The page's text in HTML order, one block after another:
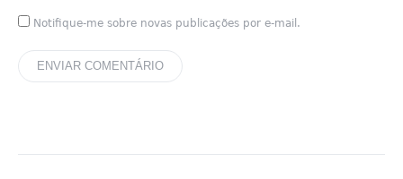
Notifique-me sobre novas publicações por e-mail.